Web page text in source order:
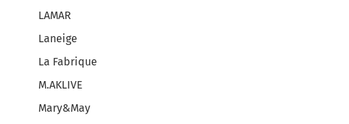
LAMAR
Laneige
La Fabrique
M.AKLIVE
Mary&May